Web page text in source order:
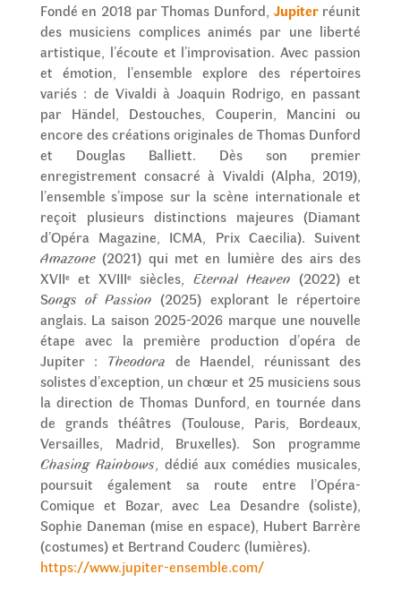
Fondé en 2018 par Thomas Dunford, Jupiter réunit
des musiciens complices animés par une liberté
artistique, l’écoute et l’improvisation. Avec passion
et émotion, l’ensemble explore des répertoires
variés : de Vivaldi à Joaquin Rodrigo, en passant
par Händel, Destouches, Couperin, Mancini ou
encore des créations originales de Thomas Dunford
et Douglas Balliett. Dès son premier
enregistrement consacré à Vivaldi (Alpha, 2019),
l’ensemble s’impose sur la scène internationale et
reçoit plusieurs distinctions majeures (Diamant
d’Opéra Magazine, ICMA, Prix Caecilia). Suivent
Amazone(2021) qui met en lumière des airs des
XVIIeet XVIIIe siècles, Eternal Heaven (2022) et
Songs of Passion (2025) explorant le répertoire
anglais. La saison 2025-2026 marque une nouvelle
étape avec la première production d’opéra de
Jupiter : Theodora de Haendel, réunissant des
solistes d’exception, un chœur et 25 musiciens sous
la direction de Thomas Dunford, en tournée dans
de grands théâtres (Toulouse, Paris, Bordeaux,
Versailles, Madrid, Bruxelles). Son programme
Chasing Rainbows, dédié aux comédies musicales,
poursuit également sa route entre l’Opéra-
Comique et Bozar, avec Lea Desandre (soliste),
Sophie Daneman (mise en espace), Hubert Barrère
(costumes) et Bertrand Couderc (lumières).
https://www.jupiter-ensemble.com/